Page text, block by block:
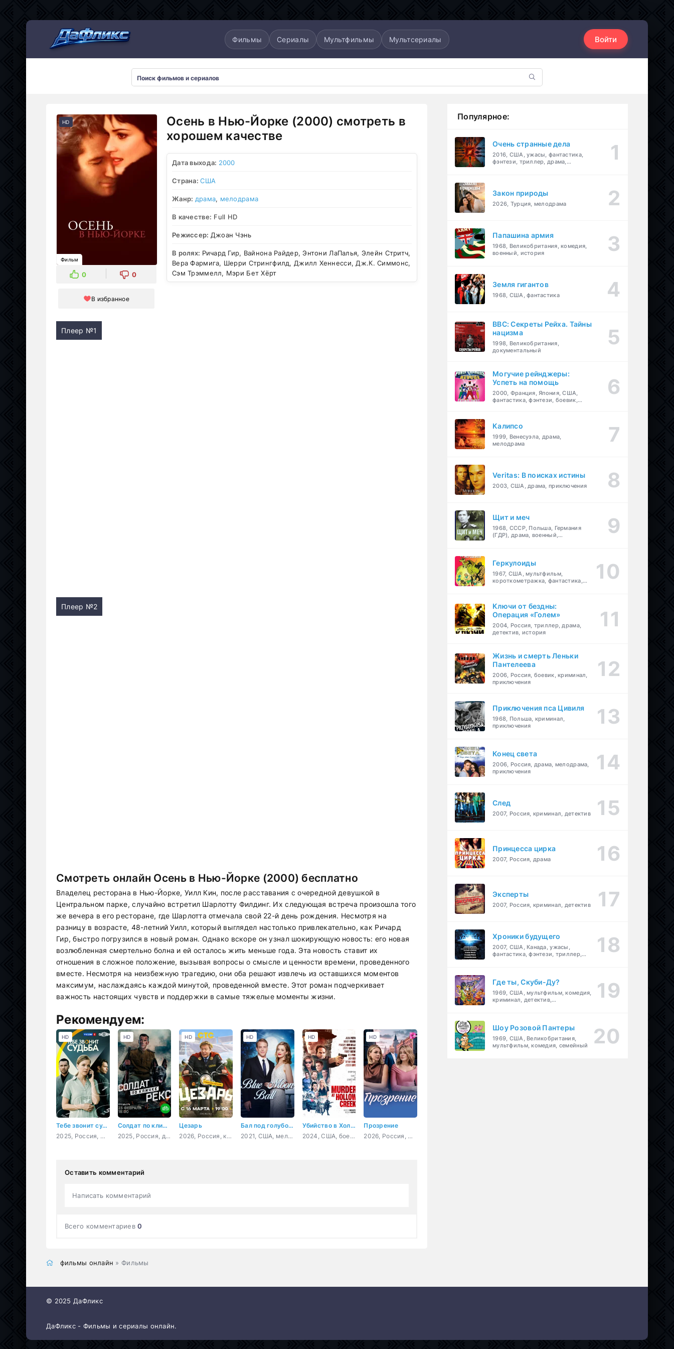
Фильмы Сериалы Мультфильмы Мультсериалы Войти
HD
Фильм
0 0
В избранное
Осень в Нью-Йорке (2000) смотреть в
хорошем качестве
Дата выхода: 2000
Страна:США
Жанр: драма, мелодрама
В качестве: Full HD
Режиссер: Джоан Чэнь
В ролях: Ричард Гир, Вайнона Райдер, Энтони ЛаПалья, Элейн Стритч,
Вера Фармига, Шерри Стрингфилд, Джилл Хеннесси, Дж.К. Симмонс,
Сэм Трэммелл, Мэри Бет Хёрт
Плеер №1
Плеер №2
Смотреть онлайн Осень в Нью-Йорке (2000) бесплатно
Владелец ресторана в Нью-Йорке, Уилл Кин, после расставания с очередной девушкой в
Центральном парке, случайно встретил Шарлотту Филдинг. Их следующая встреча произошла того
же вечера в его ресторане, где Шарлотта отмечала свой 22-й день рождения. Несмотря на
разницу в возрасте, 48-летний Уилл, который выглядел настолько привлекательно, как Ричард
Гир, быстро погрузился в новый роман. Однако вскоре он узнал шокирующую новость: его новая
возлюбленная смертельно болна и ей осталось жить меньше года. Эта новость ставит их
отношения в сложное положение, вызывая вопросы о смысле и ценности времени, проведенного
вместе. Несмотря на неизбежную трагедию, они оба решают извлечь из оставшихся моментов
максимум, наслаждаясь каждой минутой, проведенной вместе. Этот роман подчеркивает
важность настоящих чувств и поддержки в самые тяжелые моменты жизни.
Рекомендуем:
Тебе звонит судьба
2025, Россия, мелодрама
HD
Солдат по кличке Рекс
2025, Россия, драма, военный
HD
Цезарь
2026, Россия, комедия
HD
Бал под голубой луной
2021, США, мелодрама
HD
Убийство в Холлоу Крик
2024, США, боевик, триллер, комедия
HD
Прозрение
2026, Россия, мелодрама
HD
Оставить комментарий
Написать комментарий
Всего комментариев0
фильмы онлайн » Фильмы
Популярное:
Очень странные дела
2016, США, ужасы, фантастика,
фэнтези, триллер, драма,
Закон природы
2026, Турция, мелодрама
Папашина армия
1968, Великобритания, комедия,
военный, история
Земля гигантов
1968, США, фантастика
BBC: Секреты Рейха. Тайны
нацизма
1998, Великобритания,
документальный
Могучие рейнджеры:
Успеть на помощь
2000, Франция, Япония, США,
фантастика, фэнтези, боевик,
Калипсо
1999, Венесуэла, драма,
мелодрама
Veritas: В поисках истины
2003, США, драма, приключения
Щит и меч
1968, СССР, Польша, Германия
(ГДР), драма, военный,
Геркулоиды
1967, США, мультфильм,
короткометражка, фантастика,
Ключи от бездны:
Операция «Голем»
2004, Россия, триллер, драма,
детектив, история
Жизнь и смерть Леньки
Пантелеева
2006, Россия, боевик, криминал,
приключения
Приключения пса Цивиля
1968, Польша, криминал,
приключения
Конец света
2006, Россия, драма, мелодрама,
приключения
След
2007, Россия, криминал, детектив
Принцесса цирка
2007, Россия, драма
Эксперты
2007, Россия, криминал, детектив
Хроники будущего
2007, США, Канада, ужасы,
фантастика, фэнтези, триллер,
Где ты, Скуби-Ду?
1969, США, мультфильм, комедия,
криминал, детектив,
Шоу Розовой Пантеры
1969, США, Великобритания,
мультфильм, комедия, семейный
© 2025 ДаФликс
ДаФликс - Фильмы и сериалы онлайн.
Мультсериалы